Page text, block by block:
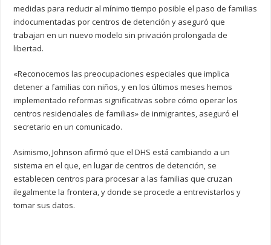
medidas para reducir al mínimo tiempo posible el paso de familias
indocumentadas por centros de detención y aseguró que
trabajan en un nuevo modelo sin privación prolongada de
libertad.
«Reconocemos las preocupaciones especiales que implica
detener a familias con niños, y en los últimos meses hemos
implementado reformas significativas sobre cómo operar los
centros residenciales de familias» de inmigrantes, aseguró el
secretario en un comunicado.
Asimismo, Johnson afirmó que el DHS está cambiando a un
sistema en el que, en lugar de centros de detención, se
establecen centros para procesar a las familias que cruzan
ilegalmente la frontera, y donde se procede a entrevistarlos y
tomar sus datos.